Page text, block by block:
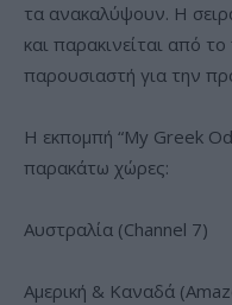
τα ανακαλύψουν. Η
και παρακινείται από
παρουσιαστή για την
Η εκπομπή “My Greek
παρακάτω χώρες:
Αυστραλία (Channel 7)
Αμερική & Καναδά